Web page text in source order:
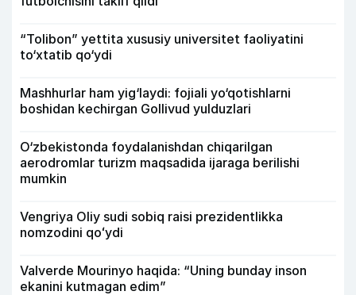
“Tolibon” yettita xususiy universitet faoliyatini
to‘xtatib qo‘ydi
Mashhurlar ham yig‘laydi: fojiali yo‘qotishlarni
boshidan kechirgan Gollivud yulduzlari
O‘zbekistonda foydalanishdan chiqarilgan
aerodromlar turizm maqsadida ijaraga berilishi
mumkin
Vengriya Oliy sudi sobiq raisi prezidentlikka
nomzodini qoʻydi
Valverde Mourinyo haqida: “Uning bunday inson
ekanini kutmagan edim”